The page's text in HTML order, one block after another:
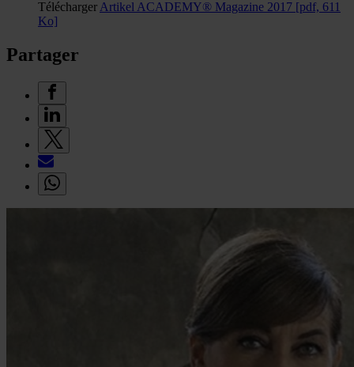
TéléchargerArtikel ACADEMY® Magazine 2017 [pdf, 611
Ko]
Partager